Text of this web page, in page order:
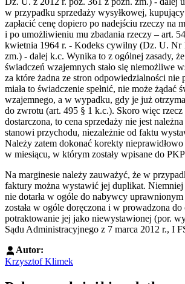
w przypadku sprzedaży wysyłkowej,
zapłacić cenę dopiero po nadejściu rzeczy na
i po umożliwieniu mu zbadania rzeczy – art.
kwietnia 1964 r. - Kodeks cywilny (Dz. U. Nr
zm.) - dalej k.c. Wynika to z ogólnej zasady,
świadczeń wzajemnych stało się niemożliwe
za które żadna ze stron odpowiedzialności nie
miała to świadczenie spełnić, nie może żądać
wzajemnego, a w wypadku, gdy je już
do zwrotu (art. 495 § 1 k.c.). Skoro więc rzecz
dostarczona, to cena sprzedaży nie jest
stanowi przychodu, niezależnie od faktu
Należy zatem dokonać korekty
w miesiącu, w którym zostały wpisane do
Na marginesie należy zauważyć, że w
faktury można wystawić jej duplikat.
nie dotarła w ogóle do nabywcy uprawnionym
została w ogóle doręczona i w prowadzona
potraktowanie jej jako niewystawionej (por.
Sądu Administracyjnego z 7 marca 2012 r., I
Autor:
Krzysztof Klimek